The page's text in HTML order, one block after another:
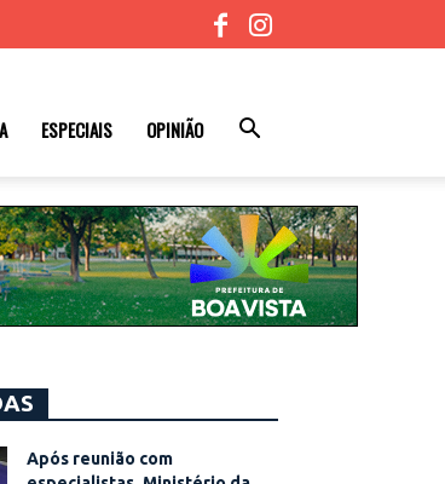
ESPECIAIS OPINIÃO
Após reunião com